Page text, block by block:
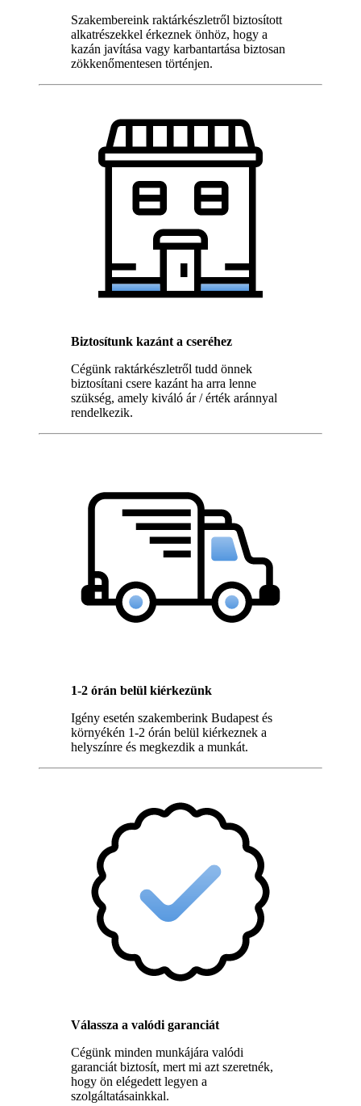
Szakembereink raktárkészletről biztosított
alkatrészekkel érkeznek önhöz, hogy a
kazán javítása vagy karbantartása biztosan
zökkenőmentesen történjen.
Biztosítunk kazánt a cseréhez
Cégünk raktárkészletről tudd önnek
biztosítani csere kazánt ha arra lenne
szükség, amely kiváló ár / érték aránnyal
rendelkezik.
1-2 órán belül kiérkezünk
Igény esetén szakemberink Budapest és
környékén 1-2 órán belül kiérkeznek a
helyszínre és megkezdik a munkát.
Válassza a valódi garanciát
Cégünk minden munkájára valódi
garanciát biztosít, mert mi azt szeretnék,
hogy ön elégedett legyen a
szolgáltatásainkkal.